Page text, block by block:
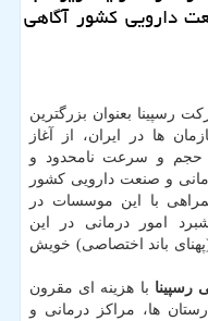
دارویی كشور آگاهی
رسپینا بعنوان بزرگترین
ها در ایران، از آغاز
حجم و سرعت نامحدود و
و صنعت دارویی کشور
با این موسسات در
امور درمانی در این
باند اختصاصی) خویش
رسپینا با هزینه ای مقرون
ها، مراکز درمانی و